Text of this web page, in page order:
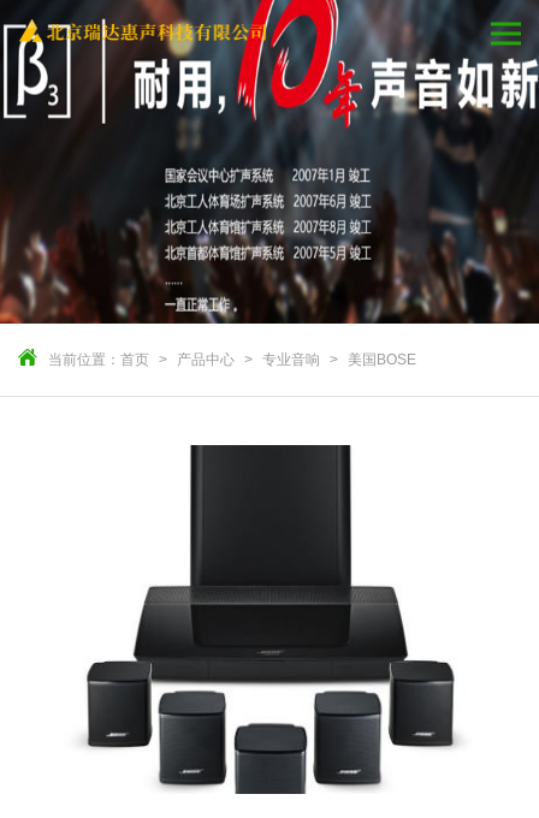
当前位置： 首页 产品中心 专业音响 美国BOSE